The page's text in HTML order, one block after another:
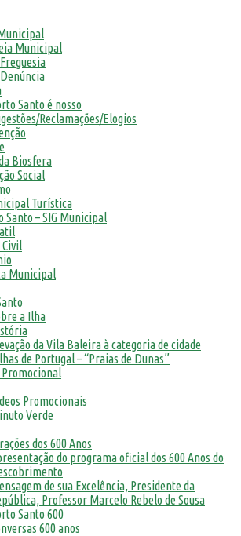
Municipal
Santo é nosso
Reclamações/Elogios
Biosfera
Social
Turística
Santo – SIG Municipal
Civil
Municipal
a Ilha
da Vila Baleira à categoria de cidade
de Portugal – “Praias de Dunas”
Promocionais
Verde
dos 600 Anos
do programa oficial dos 600 Anos do
de sua Excelência, Presidente da
Professor Marcelo Rebelo de Sousa
Santo 600
600 anos